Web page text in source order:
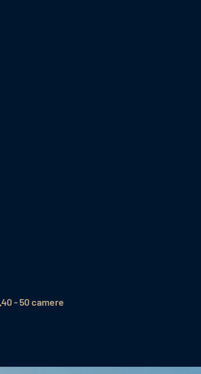
40 - 50 camere